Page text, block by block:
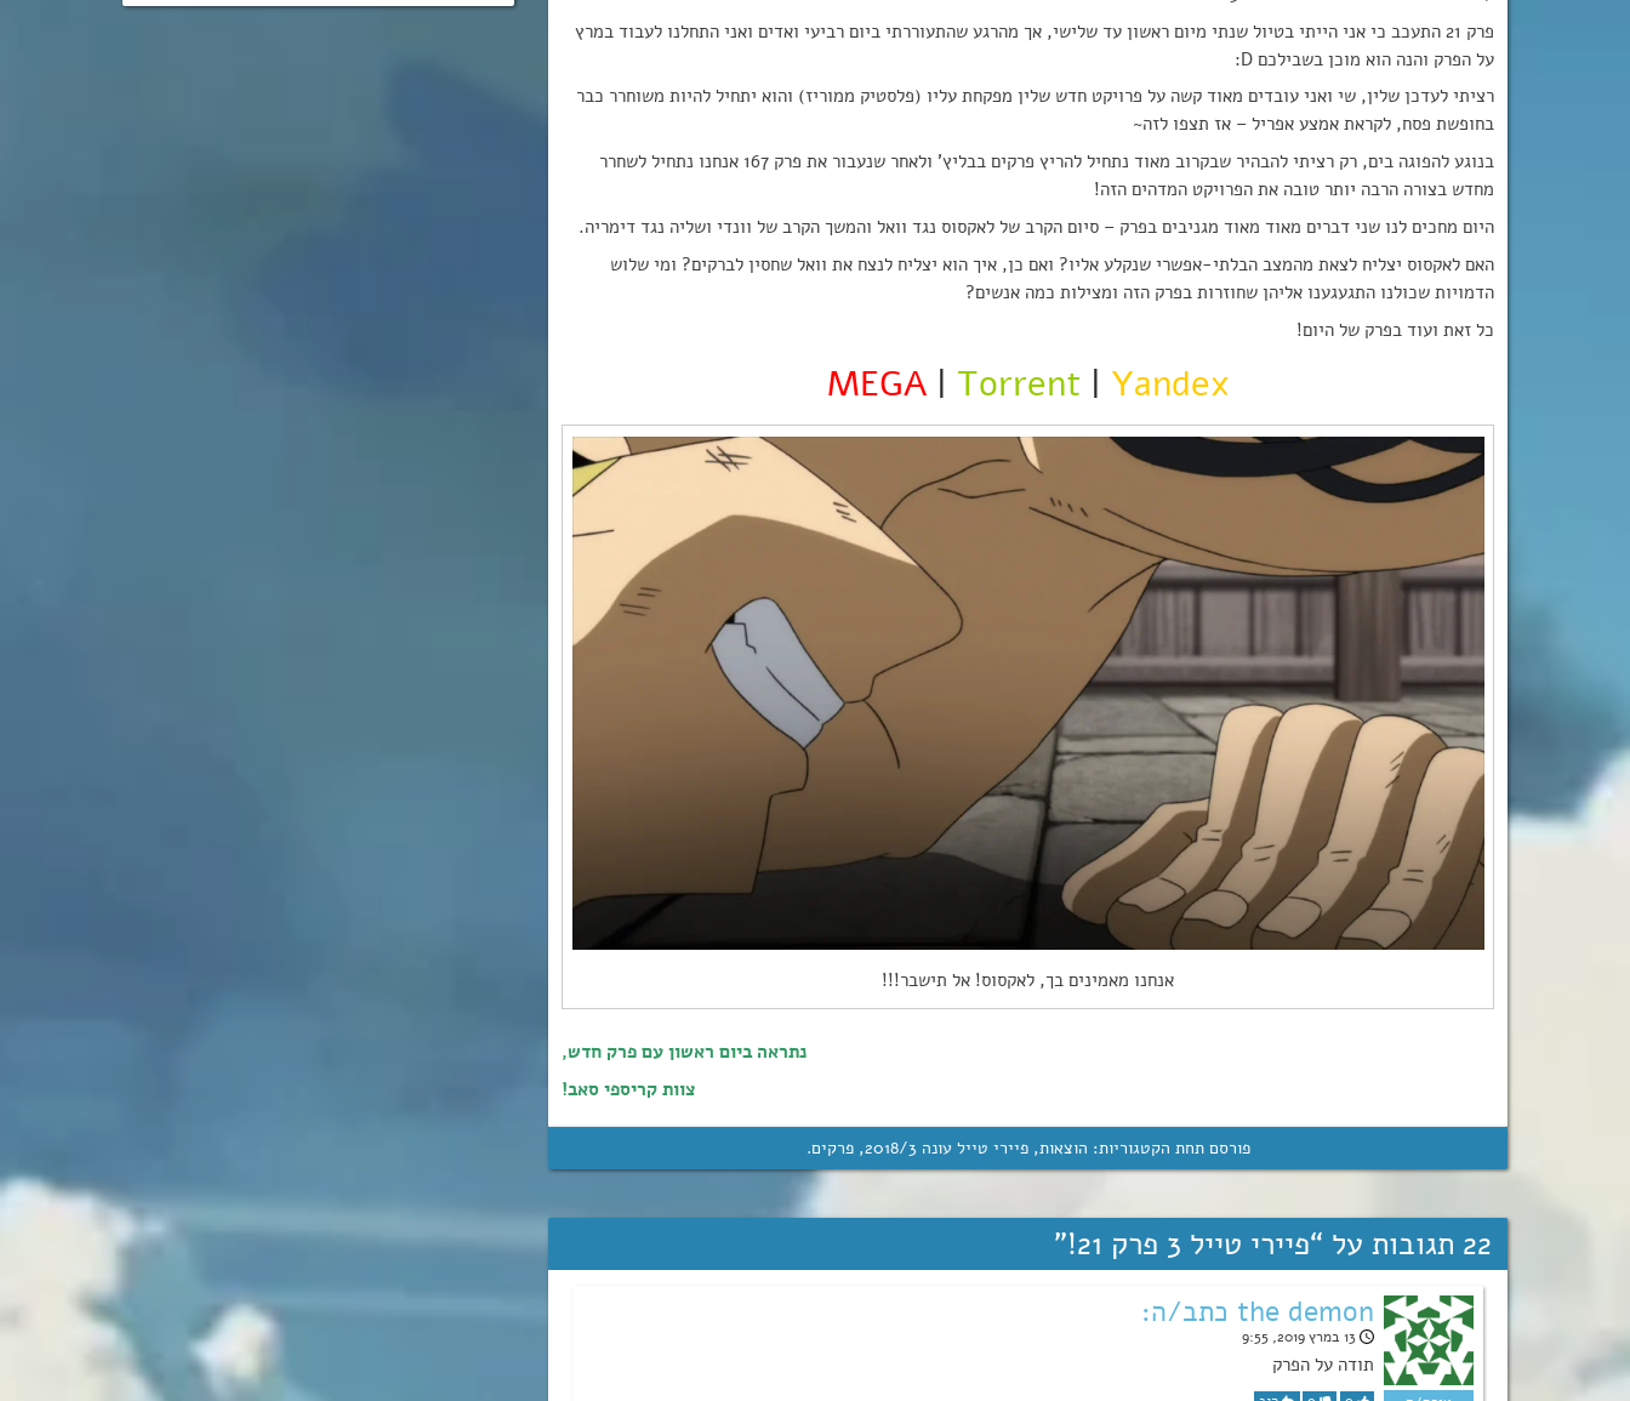
פרק 21 התעכב כי אני הייתי בטיול שנתי מיום ראשון עד שלישי, אך מהרגע שהתעוררתי ביום רביעי ואדים ואני התחלנו לעבוד במרץ
על הפרק והנה הוא מוכן בשבילכם D:
רציתי לעדכן שלין, שי ואני עובדים מאוד קשה על פרויקט חדש שלין מפקחת עליו (פלסטיק ממוריז) והוא יתחיל להיות משוחרר כבר
בחופשת פסח, לקראת אמצע אפריל – אז תצפו לזה~
בנוגע להפוגה בים, רק רציתי להבהיר שבקרוב מאוד נתחיל להריץ פרקים בבליץ’ ולאחר שנעבור את פרק 167 אנחנו נתחיל לשחרר
מחדש בצורה הרבה יותר טובה את הפרויקט המדהים הזה!
היום מחכים לנו שני דברים מאוד מאוד מגניבים בפרק – סיום הקרב של לאקסוס נגד וואל והמשך הקרב של וונדי ושליה נגד דימריה.
האם לאקסוס יצליח לצאת מהמצב הבלתי-אפשרי שנקלע אליו? ואם כן, איך הוא יצליח לנצח את וואל שחסין לברקים? ומי שלוש
הדמויות שכולנו התגעגענו אליהן שחוזרות בפרק הזה ומצילות כמה אנשים?
כל זאת ועוד בפרק של היום!
MEGA| Torrent | Yandex
אנחנו מאמינים בך, לאקסוס! אל תישבר!!!
נתראה ביום ראשון עם פרק חדש,
צוות קריספי סאב!
פורסם תחת הקטגוריות: הוצאות,פיירי טייל עונה 3‏/‎2018 ,פרקים.
22 תגובות על “ פיירי טייל 3 פרק 21! ”
the demon כתב/ה:
13 במרץ 2019, 9:55
תודה על הפרק